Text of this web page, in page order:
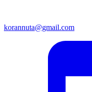
korannuta@gmail.com